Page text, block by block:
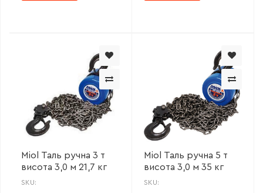
Miol Таль ручна 3 т
висота 3,0 м 21,7 кг
SKU:
Miol Таль ручна 5 т
висота 3,0 м 35 кг
SKU: